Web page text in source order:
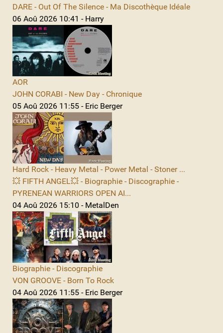
DARE - Out Of The Silence - Ma Discothèque Idéale
06 Aoû 2026 10:41 - Harry
AOR
JOHN CORABI - New Day - Chronique
05 Aoû 2026 11:55 - Eric Berger
Hard Rock - Heavy Metal - Power Metal - Stoner ...
💥 FIFTH ANGEL💥 - Biographie - Discographie -
PYRENEAN WARRIORS OPEN AI...
04 Aoû 2026 15:10 - MetalDen
Biographie - Discographie
VON GROOVE - Born To Rock
04 Aoû 2026 11:55 - Eric Berger